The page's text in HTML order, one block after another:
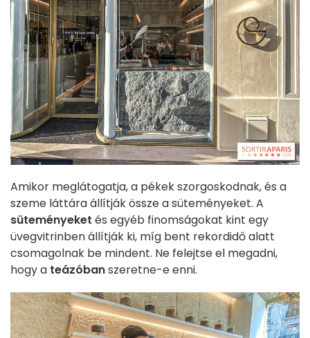
Amikor meglátogatja, a pékek szorgoskodnak, és a
szeme láttára állítják össze a süteményeket. A
süteményeket és egyéb finomságokat kint egy
üvegvitrinben állítják ki, míg bent rekordidő alatt
csomagolnak be mindent. Ne felejtse el megadni,
hogy a teázóbanszeretne-e enni.